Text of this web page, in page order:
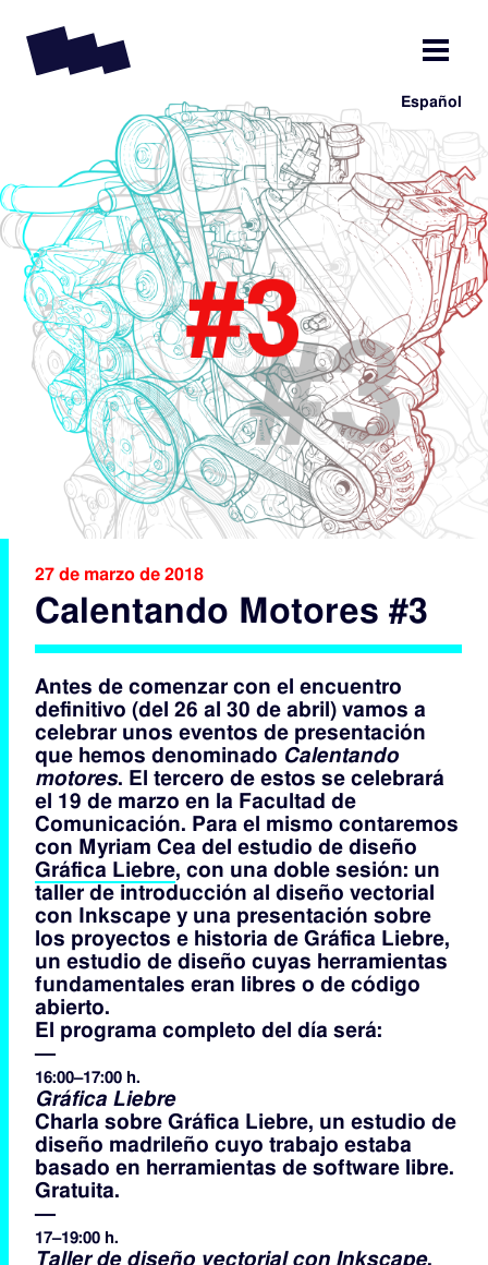
27 de marzo de 2018
Calentando Motores #3
Antes de comenzar con el encuentro
definitivo (del 26 al 30 de abril) vamos a
celebrar unos eventos de presentación
que hemos denominado Calentando
motores. El tercero de estos se celebrará
el 19 de marzo en la Facultad de
Comunicación. Para el mismo contaremos
con Myriam Cea del estudio de diseño
Gráfica Liebre, con una doble sesión: un
taller de introducción al diseño vectorial
con Inkscape y una presentación sobre
los proyectos e historia de Gráfica Liebre,
un estudio de diseño cuyas herramientas
fundamentales eran libres o de código
abierto.
El programa completo del día será:
—
16:00–17:00 h.
Gráfica Liebre
Charla sobre Gráfica Liebre, un estudio de
diseño madrileño cuyo trabajo estaba
basado en herramientas de software libre.
Gratuita.
—
17–19:00 h.
Taller de diseño vectorial con Inkscape.